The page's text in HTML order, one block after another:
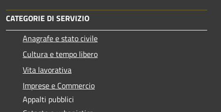
CATEGORIE DI SERVIZIO
Anagrafe e stato civile
Cultura e tempo libero
Vita lavorativa
Imprese e Commercio
Appalti pubblici